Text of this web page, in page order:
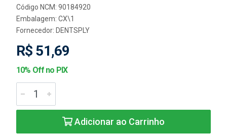
Código NCM: 90184920
Embalagem: CX\1
Fornecedor: DENTSPLY
R$ 51,69
10% Off no PIX
Adicionar ao Carrinho